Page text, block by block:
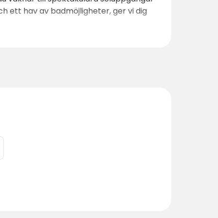
ett hav av badmöjligheter, ger vi dig
denna säsong.
tilldelat).
till stora stugor som rymmer upp till
till tolv personer. *Det går inte att